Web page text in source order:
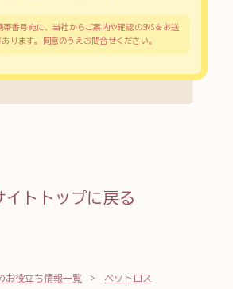
帯番号宛に、当社からご案内や確認のSMSをお送
あります。同意のうえお問合せください。
イトトップに戻る
お役立ち情報一覧
ペットロス